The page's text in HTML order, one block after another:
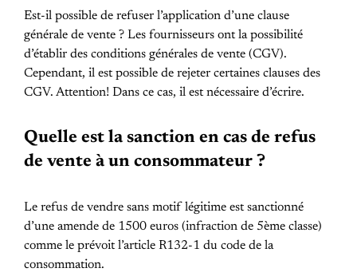
Est-il possible de refuser l’application d’une clause
générale de vente ? Les fournisseurs ont la possibilité
d’établir des conditions générales de vente (CGV).
Cependant, il est possible de rejeter certaines clauses des
CGV. Attention! Dans ce cas, il est nécessaire d’écrire.
Quelle est la sanction en cas de refus
de vente à un consommateur ?
Le refus de vendre sans motif légitime est sanctionné
d’une amende de 1500 euros (infraction de 5ème classe)
comme le prévoit l’article R132-1 du code de la
consommation.